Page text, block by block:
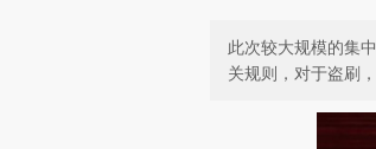
此次较大规模的集
关规则，对于盗刷